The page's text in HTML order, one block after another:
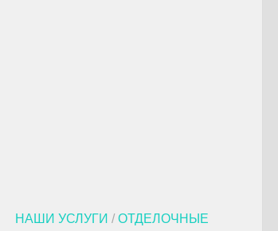
НАШИ УСЛУГИ / ОТДЕЛОЧНЫЕ